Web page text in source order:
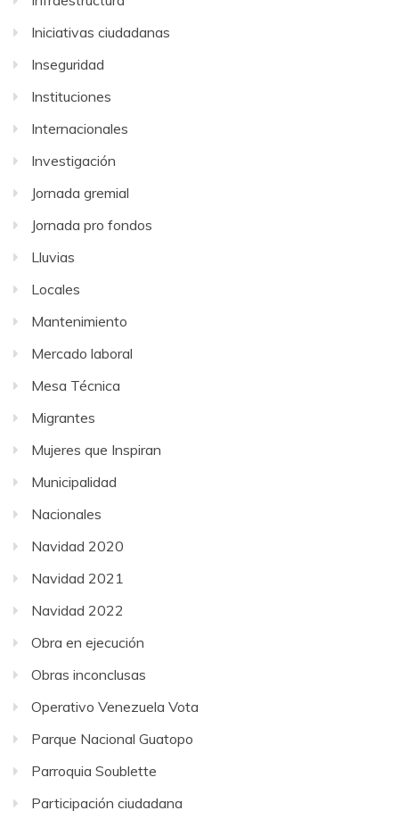
Iniciativas ciudadanas
Inseguridad
Instituciones
Internacionales
Investigación
Jornada gremial
Jornada pro fondos
Lluvias
Locales
Mantenimiento
Mercado laboral
Mesa Técnica
Migrantes
Mujeres que Inspiran
Municipalidad
Nacionales
Navidad 2020
Navidad 2021
Navidad 2022
Obra en ejecución
Obras inconclusas
Operativo Venezuela Vota
Parque Nacional Guatopo
Parroquia Soublette
Participación ciudadana